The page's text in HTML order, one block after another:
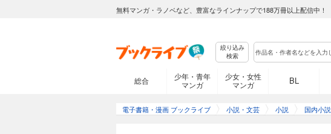
無料マンガ・ラノベなど、豊富なラインナップで188万冊以上配信中！
絞り込み
検索
総合
少年・青年
マンガ
少女・女性
マンガ
BL
電子書籍・漫画 ブックライブ 小説・文芸 小説 国内小説